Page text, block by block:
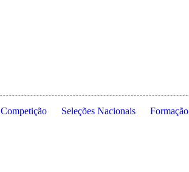
Competição Seleções Nacionais Formação